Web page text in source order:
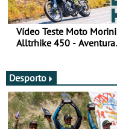
Vídeo Teste Moto Morini
Alltrhike 450 - Aventura
Desporto